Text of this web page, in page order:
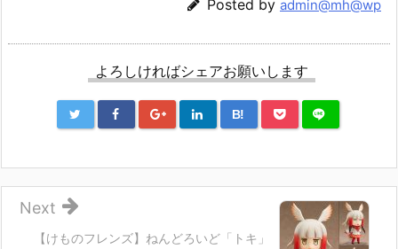
Posted by admin@mh@wp
よろしければシェアお願いします
B!
【けものフレンズ】ねんどろいど「トキ」
Next